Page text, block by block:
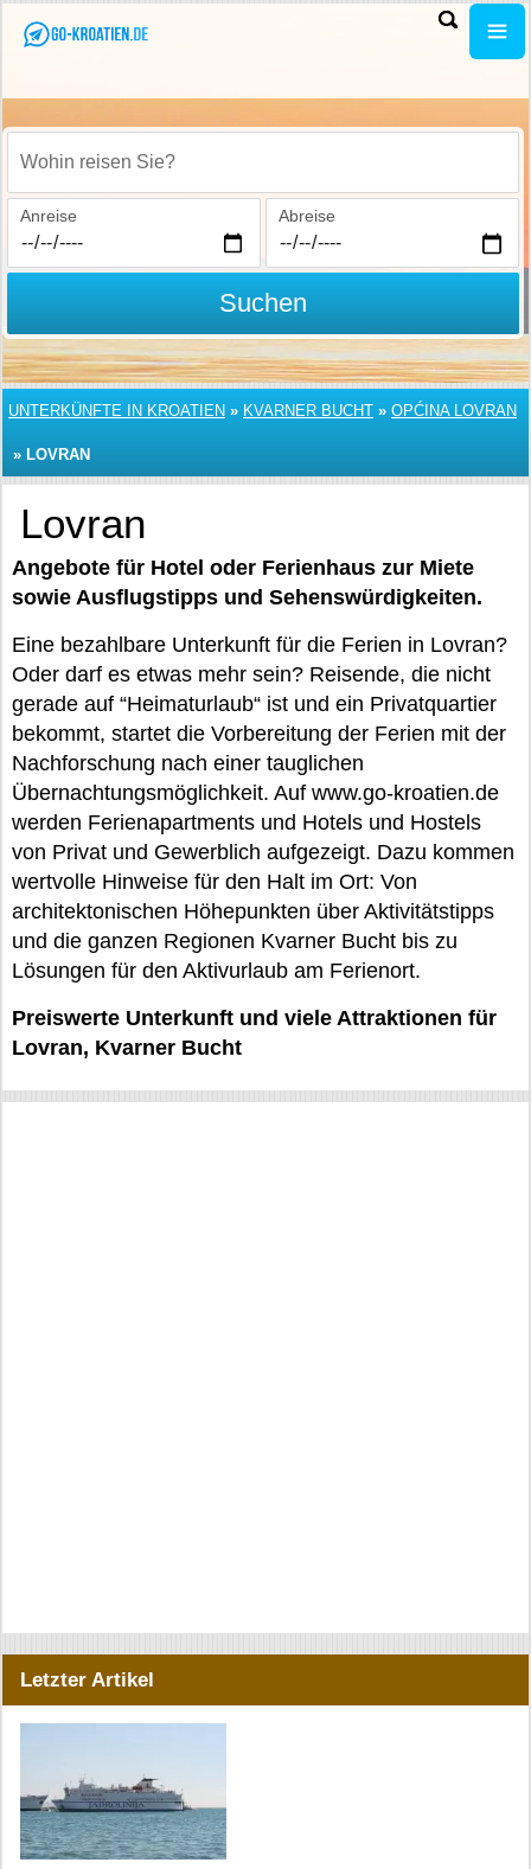
Wohin reisen Sie?
Anreise Abreise
Suchen
UNTERKÜNFTE IN KROATIEN » KVARNER BUCHT » OPĆINA LOVRAN
» LOVRAN
Lovran
Angebote für Hotel oder Ferienhaus zur Miete
sowie Ausflugstipps und Sehenswürdigkeiten.
Eine bezahlbare Unterkunft für die Ferien in Lovran?
Oder darf es etwas mehr sein? Reisende, die nicht
gerade auf “Heimaturlaub“ ist und ein Privatquartier
bekommt, startet die Vorbereitung der Ferien mit der
Nachforschung nach einer tauglichen
Übernachtungsmöglichkeit. Auf www.go-kroatien.de
werden Ferienapartments und Hotels und Hostels
von Privat und Gewerblich aufgezeigt. Dazu kommen
wertvolle Hinweise für den Halt im Ort: Von
architektonischen Höhepunkten über Aktivitätstipps
und die ganzen Regionen Kvarner Bucht bis zu
Lösungen für den Aktivurlaub am Ferienort.
Preiswerte Unterkunft und viele Attraktionen für
Lovran, Kvarner Bucht
Letzter Artikel